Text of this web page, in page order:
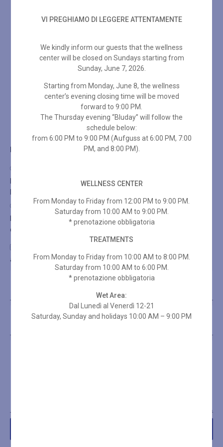
Emilio Cesar Costantino
Join our team
Leggi l'informativa sulla privacy
per l’invio di promozioni su prodotti e/o servizi da
Blumoret tramite il mio indirizzo e-mail
Nego il consenso al trattamento dei miei dati
personali per l’invio di promozioni su prodotti e/o servizi
da Blumoret tramite il mio indirizzo e-mail
all'utilizzo dei dati da parte di questo sito.
VI PREGHIAMO DI LEGGERE ATTENTAMENTE
We kindly inform our guests that the wellness
center will be closed on Sundays starting from
Sunday, June 7, 2026.
Starting from Monday, June 8, the wellness
center’s evening closing time will be moved
forward to 9:00 PM.
The Thursday evening “Bluday” will follow the
schedule below:
from 6:00 PM to 9:00 PM (Aufguss at 6:00 PM, 7:00
PM, and 8:00 PM).
WELLNESS CENTER
From Monday to Friday from 12:00 PM to 9:00 PM.
Saturday from 10:00 AM to 9:00 PM.
* prenotazione obbligatoria
TREATMENTS
From Monday to Friday from 10:00 AM to 8:00 PM.
Saturday from 10:00 AM to 6:00 PM.
* prenotazione obbligatoria
Wet Area:
Dal Lunedì al Venerdì 12-21
Saturday, Sunday and holidays 10:00 AM – 9:00 PM